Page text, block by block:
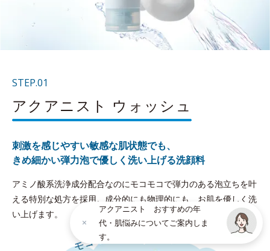
STEP.01
アクアニスト ウォッシュ
刺激を感じやすい敏感な肌状態でも、
きめ細かい弾力泡で優しく洗い上げる洗顔料
アミノ酸系洗浄成分配合なのにモコモコで弾力のある泡立ちを叶
える特別な処方を採用。成分的にも物理的にも、お肌を優しく洗
い上げます。
アクアニスト おすすめの年
代・肌悩みについてご案内しま
す。